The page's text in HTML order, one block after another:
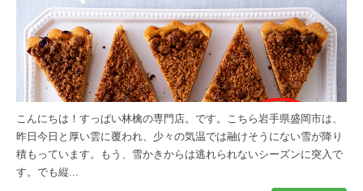
こんにちは！すっぱい林檎の専門店。です。こちら岩手県盛岡市は、
昨日今日と厚い雲に覆われ、少々の気温では融けそうにない雪が降り
積もっています。もう、雪かきからは逃れられないシーズンに突入で
す。でも縦...